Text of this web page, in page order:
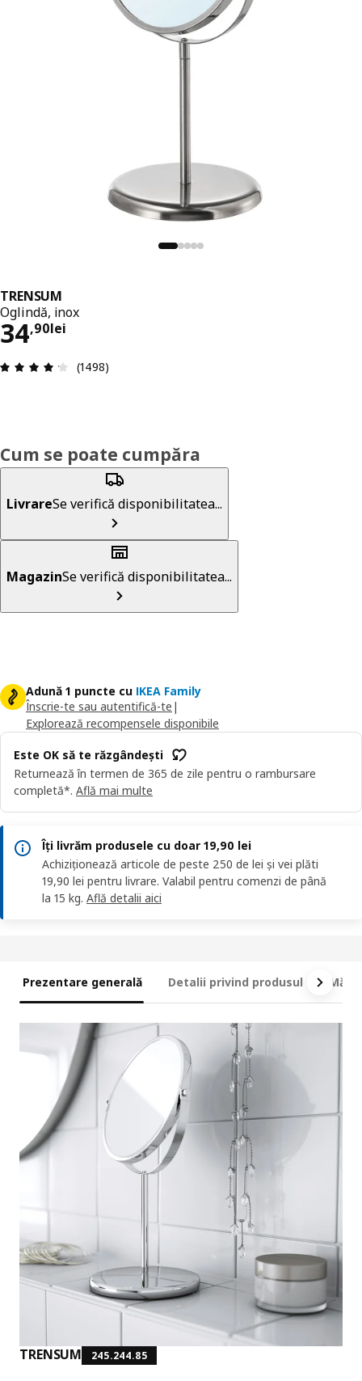
TRENSUM
Oglindă, inox
34,90lei
Preț 34,90lei
Prezentare generală: 4.2 din 5 stele Total
(1498)
Cum se poate cumpăra
LivrareSe verifică disponibilitatea...
MagazinSe verifică disponibilitatea...
Adună 1 puncte cu IKEA Family
Înscrie-te sau autentifică-te |
Explorează recompensele disponibile
Este OK să te răzgândești
Returnează în termen de 365 de zile pentru o rambursare
completă*. Află mai multe
Îți livrăm produsele cu doar 19,90 lei
Achiziționează articole de peste 250 de lei și vei plăti
19,90 lei pentru livrare. Valabil pentru comenzi de până
la 15 kg. Află detalii aici
Prezentare generală Detalii privind produsul
TRENSUM 245.244.85